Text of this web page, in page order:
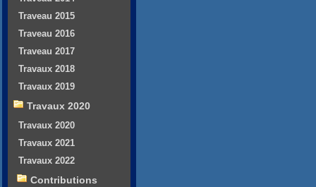
Traveau 2015
Traveau 2016
Traveau 2017
Travaux 2018
Travaux 2019
Travaux 2020
Travaux 2020
Travaux 2021
Travaux 2022
Contributions